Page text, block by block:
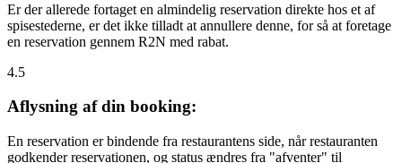
Er der allerede fortaget en almindelig reservation direkte hos et af
spisestederne, er det ikke tilladt at annullere denne, for så at foretage
en reservation gennem R2N med rabat.
4.5
Aflysning af din booking:
En reservation er bindende fra restaurantens side, når restauranten
godkender reservationen, og status ændres fra "afventer" til